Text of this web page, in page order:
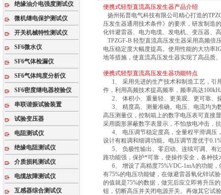
绝缘油介电强度测试仪
微机继电保护测试仪
开关机械特性测试仪
SF6微水仪
SF6气体检漏仪
SF6气体纯度分析仪
SF6密度继电器校验仪
串联谐振试验装置
试验变压器
电阻测试仪
绝缘电阻测试仪
介质损耗测试仪
电缆故障测试仪
互感器综合测试仪
便携式轻型直流高压发生器产品介绍
扬州拓普电气科技有限公司精心打造的
压发生器通用技术条件》的要求，研发制造
化锌避雷器、电力电缆、发电机、变压器、
TPZGF-B 轻型直流高压发生器采用高频倍
电压稳定度大幅度提高。使用性能的大功率
地等措施，使直流高压发生器实现了高品质
便携式轻型直流高压发生器功能特点
1、 采用先进的生产技术和制造工艺，引
件，利用高频技术提高频率，频率高达
2、 体积小、重量轻、更美观、更可靠、
3、 精度高、测量准确。电压、电流均为
高压测量仪，控制箱上的数字电压表可直接
采用圆形屏蔽数字表显示，不怕放电冲击，
4、 电压调节稳定度高，全量程平滑调压
设计有粗调和细调功能。电压调节度优于
5、 负极性输出、零启动、连续可调、有
路功能强，保护*可靠，使操作安全，各种
6、 增设了高精度75%VDC-1mA的功能，
有75%的电压功能键，在做避雷器氧化锌试
的值就是75%的数据，做完后应立即将升压
钮，切断高压并关闭电源开关。再做其它试